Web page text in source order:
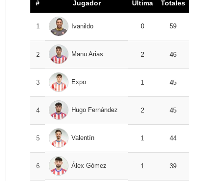
# Jugador Última Totales
1 Ivanildo 0 59
2 Manu Arias 2 46
3 Expo 1 45
4 Hugo Fernández 2 45
5 Valentín 1 44
6 Álex Gómez 1 39